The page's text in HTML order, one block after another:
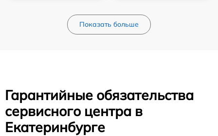
Показать больше
Гарантийные обязательства
сервисного центра в
Екатеринбурге